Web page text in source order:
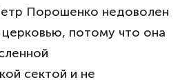
Порошенко недоволен
потому что она
сектой и не